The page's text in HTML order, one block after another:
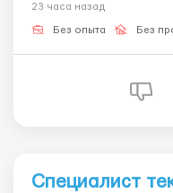
помощь с
атмосферы в чате. •
23 часа назад
Без опыта Без
Специалист